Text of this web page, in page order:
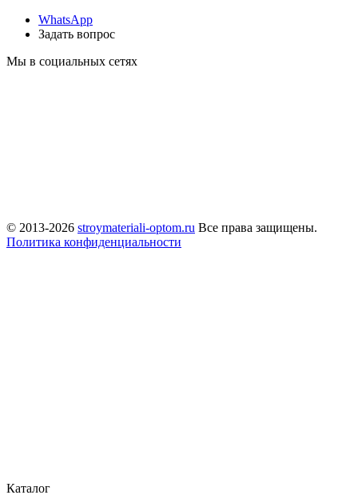
WhatsApp
Задать вопрос
Мы в социальных сетях
© 2013-2026 stroymateriali-optom.ru Все права защищены.
Политика конфиденциальности
Каталог